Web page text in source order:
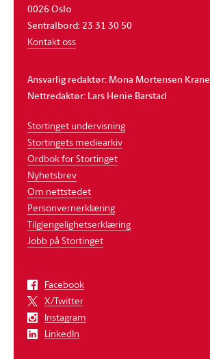
0026 Oslo
Sentralbord: 23 31 30 50
Kontakt oss
Ansvarlig redaktør: Mona Mortensen Krane
Nettredaktør: Lars Henie Barstad
Stortinget undervisning
Stortingets mediearkiv
Ordbok for Stortinget
Nyhetsbrev
Om nettstedet
Personvernerklæring
Tilgjengelighetserklæring
Jobb på Stortinget
Facebook
X/Twitter
Instagram
LinkedIn